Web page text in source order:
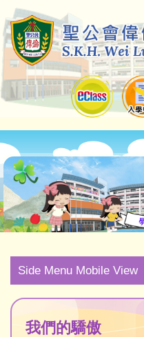
Side Menu Mobile View
我們的驕傲